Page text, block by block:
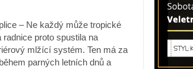
– Ne každý může tropické
proto spustila na
mlžící systém. Ten má za
parných letních dnů a